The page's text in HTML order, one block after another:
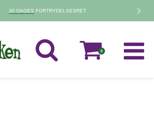
30 DAGES FORTRYDELSESRET
0